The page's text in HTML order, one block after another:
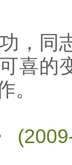
，同
喜的
。